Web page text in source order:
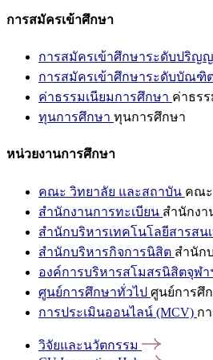
การสมัครเข้าศึกษา
การสมัครเข้าศึกษาระดับปริ
การสมัครเข้าศึกษาระดับบัณฑิ
ค่าธรรมเนียมการศึกษา ค่าธร
ทุนการศึกษา ทุนการศึกษา
หน่วยงานการศึกษา
คณะ วิทยาลัย และสถาบัน คณะ
สำนักงานการทะเบียน สำนักงา
สำนักบริหารเทคโนโลยีสารสน
สำนักบริหารกิจการนิสิต สำนัก
องค์การบริหารสโมสรนิสิตจุฬา
ศูนย์การศึกษาทั่วไป ศูนย์การศึ
การประเมินออนไลน์ (MCV) ก
วิจัยและนวัตกรรม